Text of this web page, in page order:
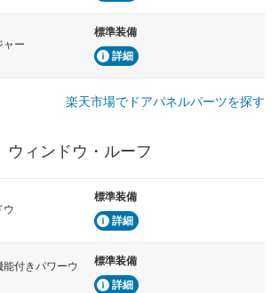
ャー
標準装備
詳細
楽天市場でドアパネルパーツを探す
ウィンドウ・ルーフ
ウ
標準装備
詳細
付きパワーウ
標準装備
詳細